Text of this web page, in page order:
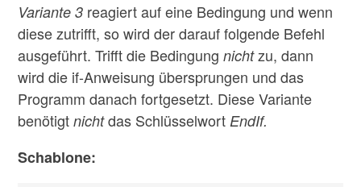
Variante 3 reagiert auf eine Bedingung und wenn
diese zutrifft, so wird der darauf folgende Befehl
ausgeführt. Trifft die Bedingungnichtzu, dann
wird die if-Anweisung übersprungen und das
Programm danach fortgesetzt. Diese Variante
benötigtnichtdas Schlüsselwort EndIf.
Schablone: